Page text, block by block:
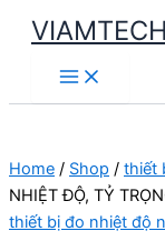
Skip
content
VIAMTECH
Main
Menu
Home / Shop / thiết
NHIỆT ĐỘ, TỶ
thiết bị đo nhiệt độ